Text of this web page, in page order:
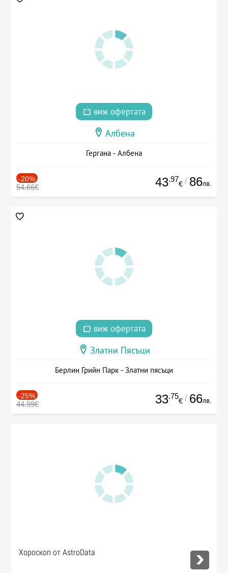
виж офертата
Албена
Гергана - Албена
-20%
54.66€ 43.97
€ / 86лв.
виж офертата
Златни Пясъци
Берлин Грийн Парк - Златни пясъци
-25%
44.99€ 33.75
€ / 66лв.
Хороскоп от AstroData